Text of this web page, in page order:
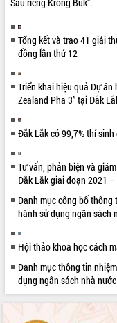
Tổng kết và trao 41 giải
đồng lần thứ 12
Triển khai hiệu quả Dự
Zealand Pha 3” tại Đắk
Đắk Lắk có 99,7% thí
Tư vấn, phản biện và
Đắk Lắk giai đoạn 2021
Danh mục công bố thông
hành sử dụng ngân sách
Hội thảo khoa học cách
Danh mục thông tin
dụng ngân sách nhà